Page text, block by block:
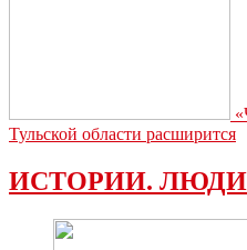
Тульской области расширится
ИСТОРИИ.